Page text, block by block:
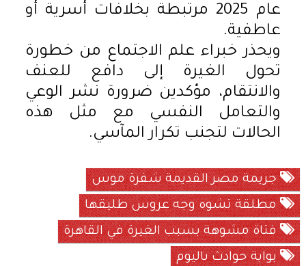
عام 2025 مرتبطة بخلافات أسرية أو
عاطفية.
ويحذر خبراء علم الاجتماع من خطورة
تحول الغيرة إلى دافع للعنف
والانتقام، مؤكدين ضرورة نشر الوعي
والتعامل النفسي مع مثل هذه
الحالات لتجنب تكرار المآسي.
جريمة مصر القديمة شفرة موس
مطلقة تشوه وجه عروس طليقها
فتاة مشوهة بسبب الغيرة في القاهرة
بوابة حوادث ىاليوم